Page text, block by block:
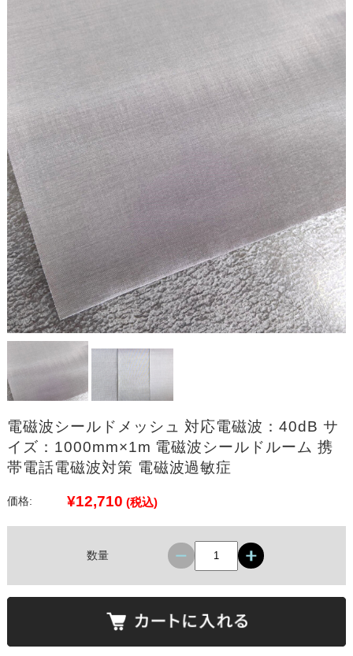
電磁波シールドメッシュ 対応電磁波：40dB サ
イズ：1000mm×1m 電磁波シールドルーム 携
帯電話電磁波対策 電磁波過敏症
価格: ¥12,710 (税込)
数量